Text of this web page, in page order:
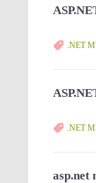
.NET
.NET
asp.net